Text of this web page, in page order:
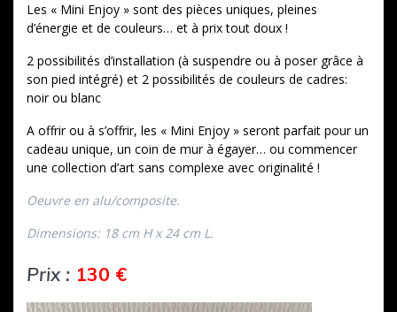
Les « Mini Enjoy » sont des pièces uniques, pleines
d’énergie et de couleurs… et à prix tout doux !
2 possibilités d’installation (à suspendre ou à poser grâce à
son pied intégré) et 2 possibilités de couleurs de cadres:
noir ou blanc
A offrir ou à s’offrir, les « Mini Enjoy » seront parfait pour un
cadeau unique, un coin de mur à égayer… ou commencer
une collection d’art sans complexe avec originalité !
Oeuvre en alu/composite.
Dimensions: 18 cm H x 24 cm L.
Prix : 130 €